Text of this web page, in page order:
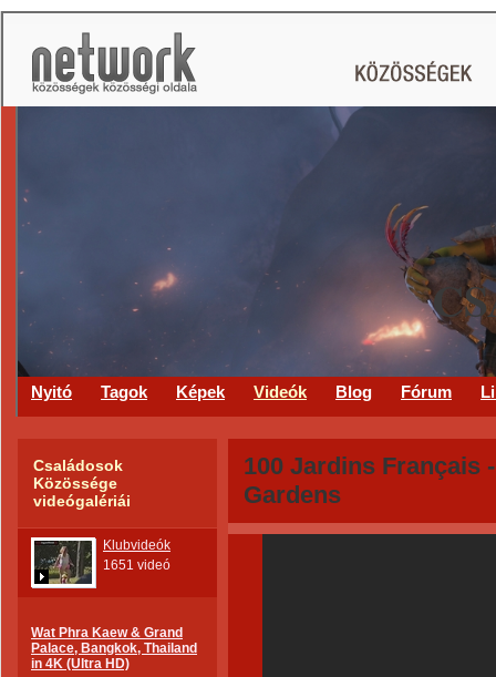
Nyitó Tagok Képek Videók Blog Fórum
Családosok
Közössége
videógalériái
Klubvideók
1651 videó
Wat Phra Kaew & Grand
Palace, Bangkok, Thailand
in 4K (Ultra HD)
100 Jardins Français
Gardens